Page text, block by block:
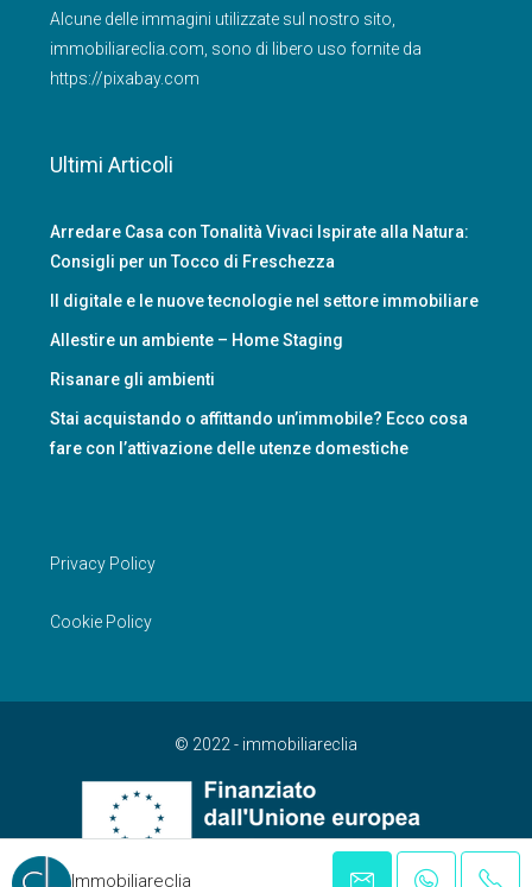
Immobiliareclia
Alcune delle immagini utilizzate sul nostro sito,
immobiliareclia.com , sono di libero uso fornite da
https://pixabay.com
Ultimi Articoli
Arredare Casa con Tonalità Vivaci Ispirate alla Natura:
Consigli per un Tocco di Freschezza
Il digitale e le nuove tecnologie nel settore immobiliare
Allestire un ambiente – Home Staging
Risanare gli ambienti
Stai acquistando o affittando un’immobile? Ecco cosa
fare con l’attivazione delle utenze domestiche
Privacy Policy
Cookie Policy
© 2022 - immobiliareclia